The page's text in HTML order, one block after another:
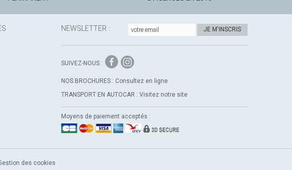
NEWSLETTER : JE M'INSCRIS
SUIVEZ-NOUS : Facebook
Instagram
NOS BROCHURES : Consultez en ligne
TRANSPORT EN AUTOCAR : Visitez notre site
Moyens de paiement acceptés :
des cookies